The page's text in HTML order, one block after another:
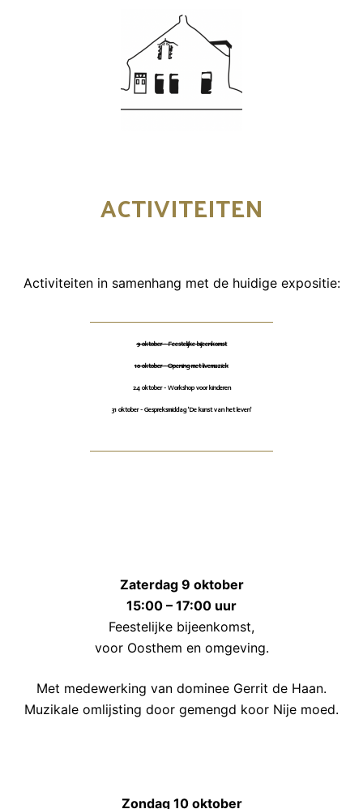
ACTIVITEITEN
Activiteiten in samenhang met de huidige expositie:
9 oktober - Feestelijke bijeenkomst
10 oktober - Opening met livemuziek
24 oktober - Workshop voor kinderen
31 oktober - Gespreksmiddag 'De kunst van het leven'
Zaterdag 9 oktober
15:00 – 17:00 uur
Feestelijke bijeenkomst,
voor Oosthem en omgeving.
Met medewerking van dominee Gerrit de Haan.
Muzikale omlijsting door gemengd koor Nije moed.
Zondag 10 oktober